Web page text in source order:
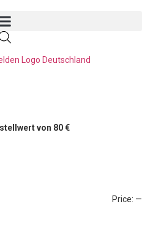
von 80 €
Price: —